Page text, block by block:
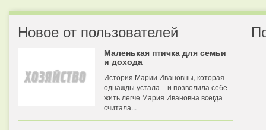
Новое от пользователей
Маленькая птичка для семьи
и дохода
История Марии Ивановны, которая
однажды устала – и позволила себе
жить легче Мария Ивановна всегда
считала...